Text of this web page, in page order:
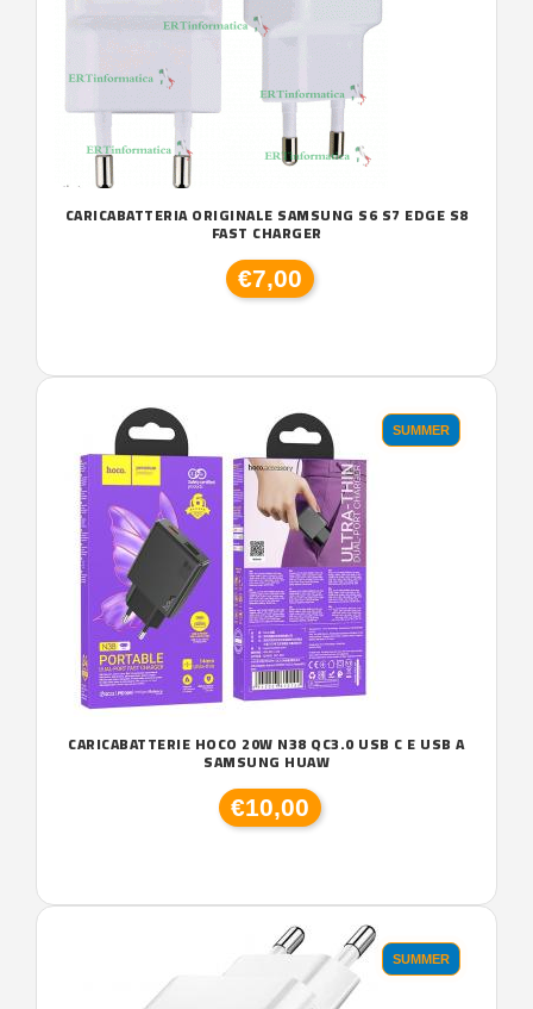
CARICABATTERIA ORIGINALE SAMSUNG S6 S7 EDGE S8
FAST CHARGER
€7,00
SUMMER
CARICABATTERIE HOCO 20W N38 QC3.0 USB C E USB A
SAMSUNG HUAW
€10,00
SUMMER